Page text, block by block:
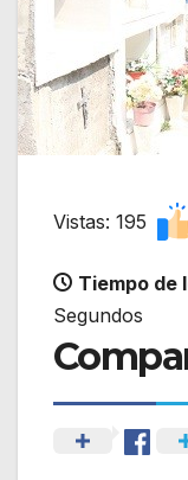
Vistas: 195
Tiempo de
Segundos